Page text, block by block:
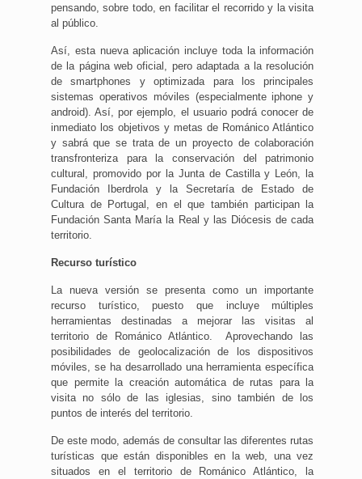
pensando, sobre todo, en facilitar el recorrido y la visita
al público.
Así, esta nueva aplicación incluye toda la información
de la página web oficial, pero adaptada a la resolución
de smartphones y optimizada para los principales
sistemas operativos móviles (especialmente iphone y
android). Así, por ejemplo, el usuario podrá conocer de
inmediato los objetivos y metas de Románico Atlántico
y sabrá que se trata de un proyecto de colaboración
transfronteriza para la conservación del patrimonio
cultural, promovido por la Junta de Castilla y León, la
Fundación Iberdrola y la Secretaría de Estado de
Cultura de Portugal, en el que también participan la
Fundación Santa María la Real y las Diócesis de cada
territorio.
Recurso turístico
La nueva versión se presenta como un importante
recurso turístico, puesto que incluye múltiples
herramientas destinadas a mejorar las visitas al
territorio de Románico Atlántico. Aprovechando las
posibilidades de geolocalización de los dispositivos
móviles, se ha desarrollado una herramienta específica
que permite la creación automática de rutas para la
visita no sólo de las iglesias, sino también de los
puntos de interés del territorio.
De este modo, además de consultar las diferentes rutas
turísticas que están disponibles en la web, una vez
situados en el territorio de Románico Atlántico, la